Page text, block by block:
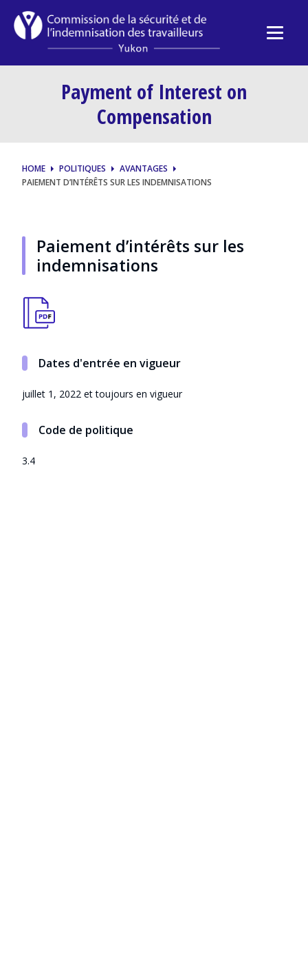
Payment of Interest on
Compensation
HOME POLITIQUES
AVANTAGES
PAIEMENT D’INTÉRÊTS SUR LES INDEMNISATIONS
Paiement d’intérêts sur les
indemnisations
Dates d'entrée en vigueur
juillet 1, 2022 et toujours en vigueur
Code de politique
3.4